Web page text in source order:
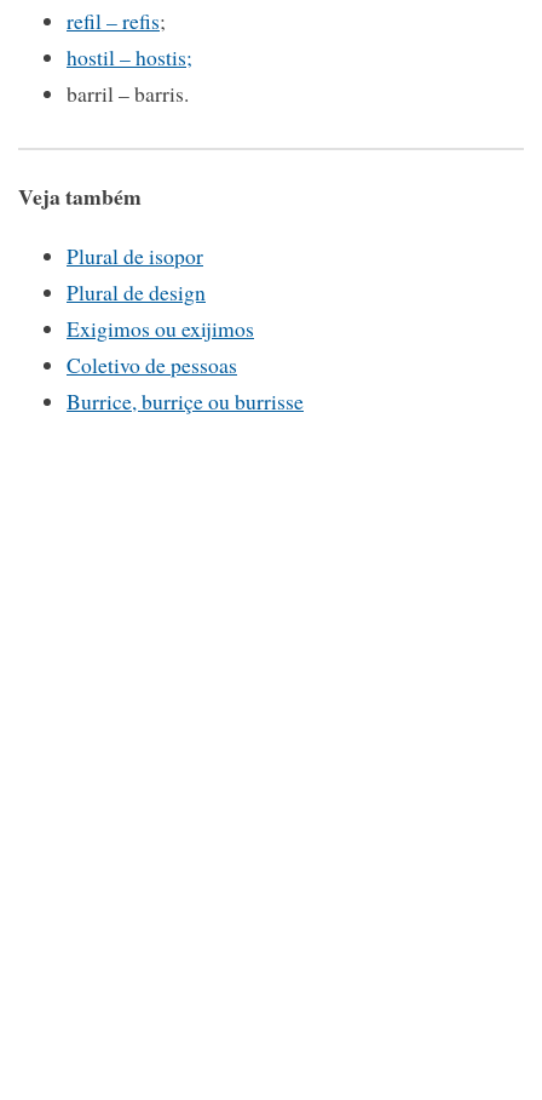
refil – refis;
hostil – hostis;
barril – barris.
Veja também
Plural de isopor
Plural de design
Exigimos ou exijimos
Coletivo de pessoas
Burrice, burriçe ou burrisse